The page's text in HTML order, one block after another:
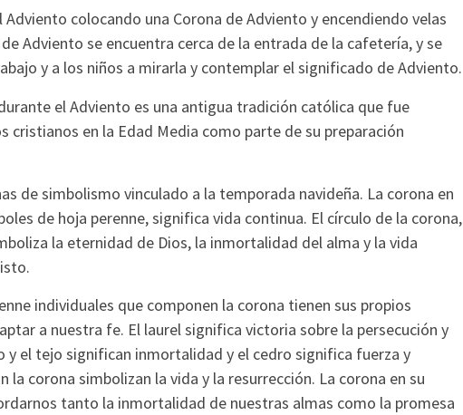
Adviento colocando una Corona de Adviento y encendiendo velas
Adviento se encuentra cerca de la entrada de la cafetería, y se
y a los niños a mirarla y contemplar el significado de Adviento.
el Adviento es una antigua tradición católica que fue
cristianos en la Edad Media como parte de su preparación
de simbolismo vinculado a la temporada navideña. La corona en
de hoja perenne, significa vida continua. El círculo de la corona,
la eternidad de Dios, la inmortalidad del alma y la vida
individuales que componen la corona tienen sus propios
a nuestra fe. El laurel significa victoria sobre la persecución y
y el tejo significan inmortalidad y el cedro significa fuerza y
la corona simbolizan la vida y la resurrección. La corona en su
tanto la inmortalidad de nuestras almas como la promesa